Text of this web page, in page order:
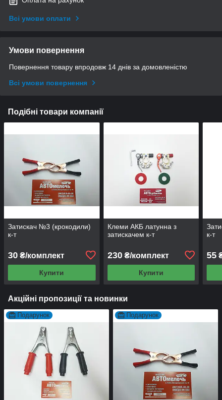
Всі умови оплати
Умови повернення
Повернення товару впродовж 14 днів за домовленістю
Всі умови повернення
Подібні товари компанії
Затискач №3 (крокодили)
к-т
30 ₴/комплект
Купити
Клеми АКБ латунна з
затискачем к-т
230₴/комплект
Купити
к-т
55
Акційні пропозиції та новинки
Подарунок Подарунок